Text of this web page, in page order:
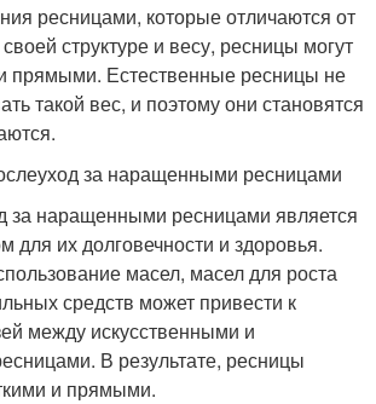
ресницами, которые отличаются от
структуре и весу, ресницы могут
прямыми. Естественные ресницы не
такой вес, и поэтому они становятся
за наращенными ресницами
за наращенными ресницами является
их долговечности и здоровья.
масел, масел для роста
средств может привести к
между искусственными и
В результате, ресницы
и прямыми.